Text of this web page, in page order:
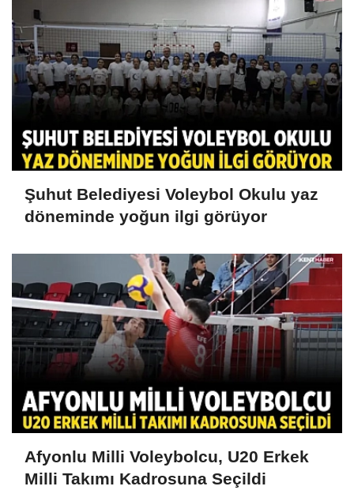
Şuhut Belediyesi Voleybol Okulu yaz
döneminde yoğun ilgi görüyor
Afyonlu Milli Voleybolcu, U20 Erkek
Milli Takımı Kadrosuna Seçildi